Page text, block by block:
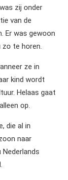
zij onder
van de
Er was gewoon
te horen.
ze in
kind wordt
Helaas gaat
op.
die al in
naar